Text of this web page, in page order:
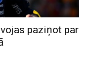
paziņot par